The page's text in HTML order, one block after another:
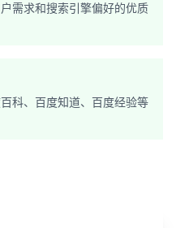
需求和搜索引擎偏好的优质
科、百度知道、百度经验等